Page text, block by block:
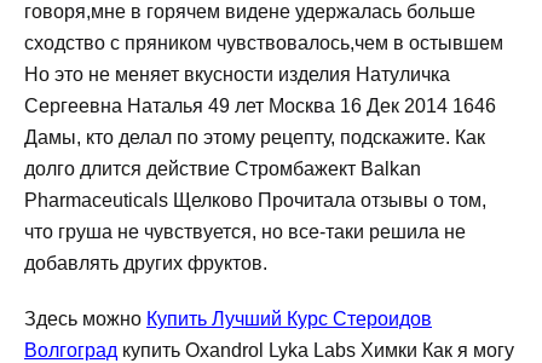
говоря,мне в горячем видене удержалась больше
сходство с пряником чувствовалось,чем в остывшем
Но это не меняет вкусности изделия Натуличка
Сергеевна Наталья 49 лет Москва 16 Дек 2014 1646
Дамы, кто делал по этому рецепту, подскажите. Как
долго длится действие Стромбажект Balkan
Pharmaceuticals Щелково Прочитала отзывы о том,
что груша не чувствуется, но все-таки решила не
добавлять других фруктов.
Здесь можно Купить Лучший Курс Стероидов
Волгоград купить Oxandrol Lyka Labs Химки Как я могу